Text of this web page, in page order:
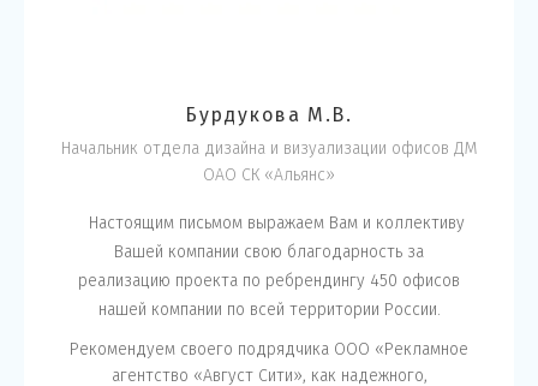
Бурдукова М.В.
Начальник отдела дизайна и визуализации офисов ДМ
ОАО СК «Альянс»
Настоящим письмом выражаем Вам и коллективу
Вашей компании свою благодарность за
реализацию проекта по ребрендингу 450 офисов
нашей компании по всей территории России.
Рекомендуем своего подрядчика ООО «Рекламное
агентство «Август Сити», как надежного,